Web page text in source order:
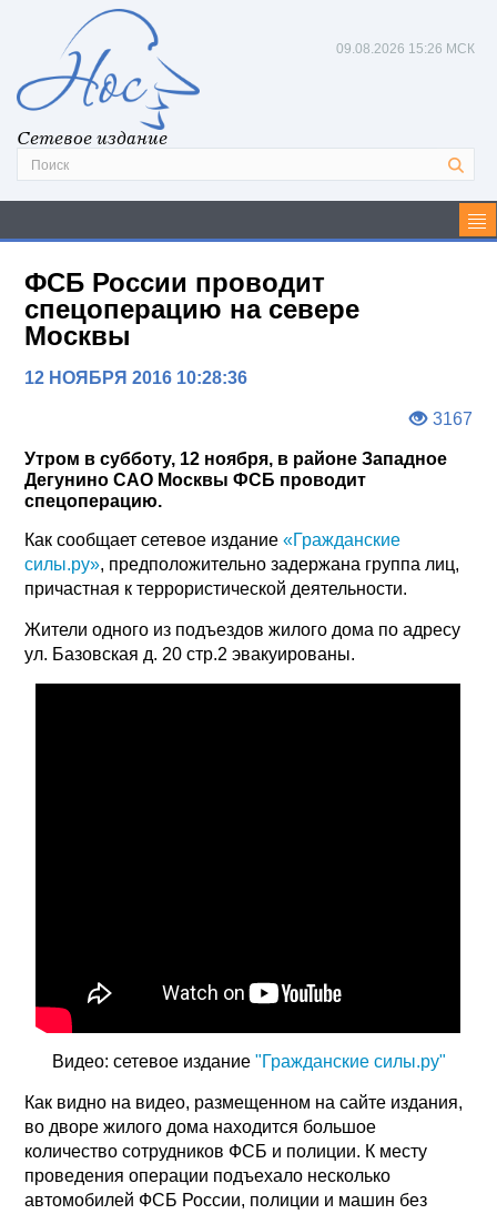
Сетевое издание
09.08.2026 15:26 МСК
ФСБ России проводит
спецоперацию на севере
Москвы
12 НОЯБРЯ 2016 10:28:36
3167
Утром в субботу, 12 ноября, в районе Западное
Дегунино САО Москвы ФСБ проводит
спецоперацию.
Как сообщает сетевое издание«Гражданские
силы.ру», предположительно задержана группа лиц,
причастная к террористической деятельности.
Жители одного из подъездов жилого дома по адресу
ул. Базовская д. 20 стр.2 эвакуированы.
Видео: сетевое издание"Гражданские силы.ру"
Как видно на видео, размещенном на сайте издания,
во дворе жилого дома находится большое
количество сотрудников ФСБ и полиции. К месту
проведения операции подъехало несколько
автомобилей ФСБ России, полиции и машин без